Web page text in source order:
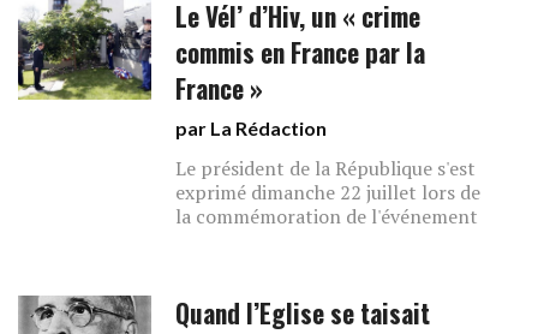
Le Vél’ d’Hiv, un « crime
commis en France par la
France »
par La Rédaction
Le président de la République s'est
exprimé dimanche 22 juillet lors de
la commémoration de l'événement
Quand l’Eglise se taisait